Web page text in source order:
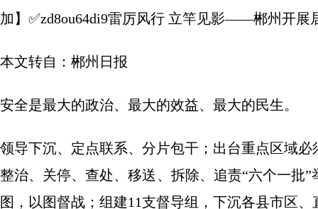
加】✅zd8ou64di9雷厉风行 立竿见影——郴州开展
本文转自：郴州日报
安全是最大的政治、最大的效益、最大的民生。
领导下沉、定点联系、分片包干；出台重点区域
整治、关停、查处、移送、拆除、追责“六个一批
图，以图督战；组建11支督导组，下沉各县市区